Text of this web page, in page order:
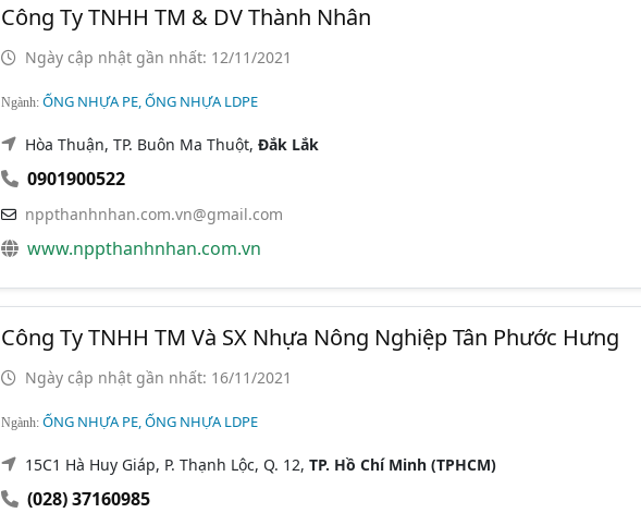
Công Ty TNHH TM & DV Thành Nhân
Ngày cập nhật gần nhất: 12/11/2021
Ngành: ỐNG NHỰA PE, ỐNG NHỰA LDPE
Hòa Thuận, TP. Buôn Ma Thuột, Đắk Lắk
0901900522
nppthanhnhan.com.vn@gmail.com
www.nppthanhnhan.com.vn
Công Ty TNHH TM Và SX Nhựa Nông Nghiệp Tân Phước Hưng
Ngày cập nhật gần nhất: 16/11/2021
Ngành: ỐNG NHỰA PE, ỐNG NHỰA LDPE
15C1 Hà Huy Giáp, P. Thạnh Lộc, Q. 12, TP. Hồ Chí Minh (TPHCM)
(028) 37160985